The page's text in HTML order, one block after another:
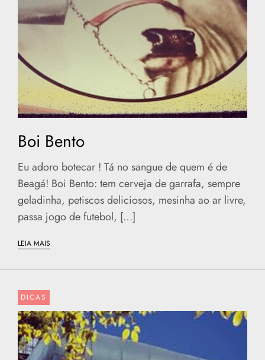
Boi Bento
Eu adoro botecar ! Tá no sangue de quem é de
Beagá! Boi Bento: tem cerveja de garrafa, sempre
geladinha, petiscos deliciosos, mesinha ao ar livre,
passa jogo de futebol, […]
LEIA MAIS
DICAS